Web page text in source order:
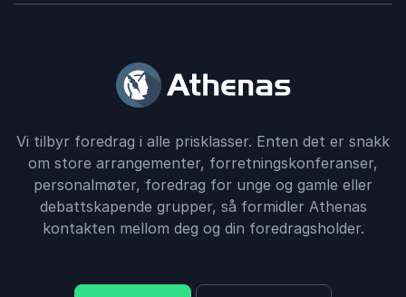
Vi tilbyr foredrag i alle prisklasser. Enten det er snakk
om store arrangementer, forretningskonferanser,
personalmøter, foredrag for unge og gamle eller
debattskapende grupper, så formidler Athenas
kontakten mellom deg og din foredragsholder.